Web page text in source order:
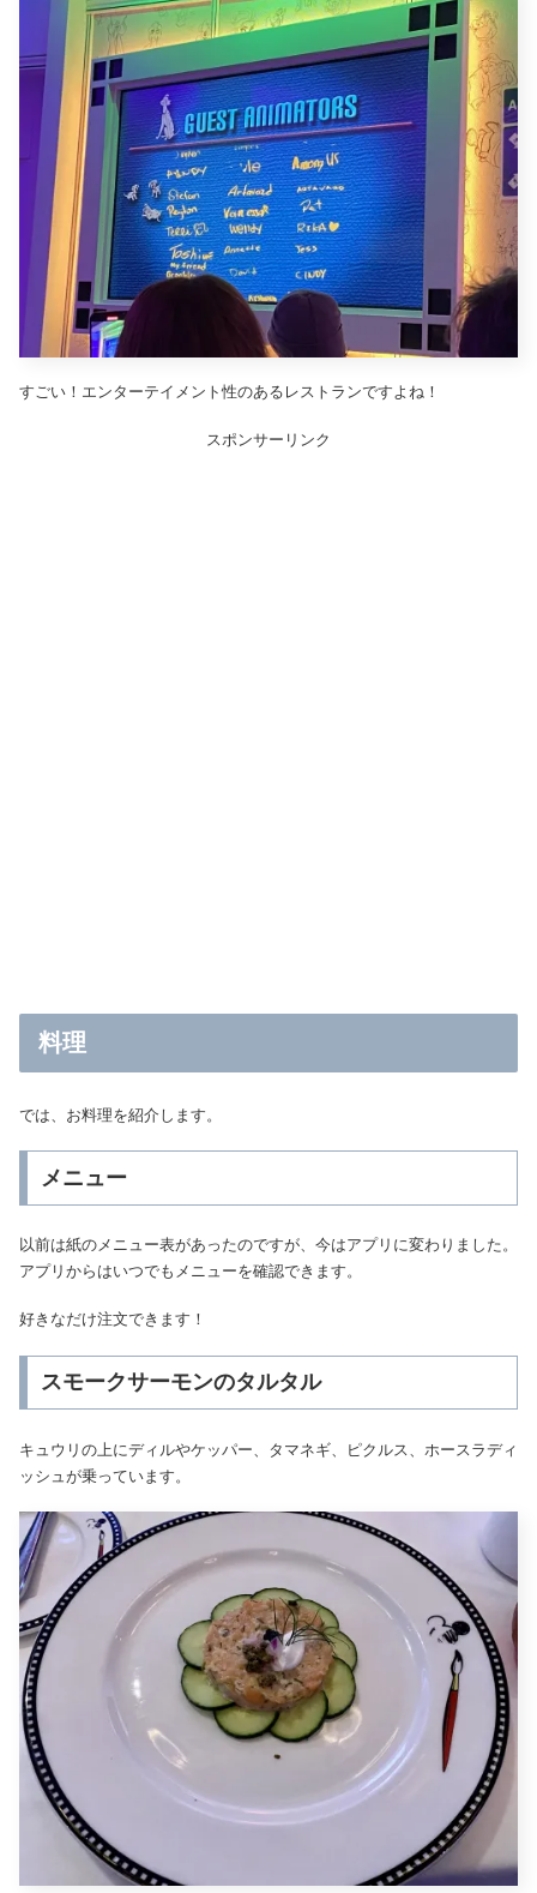
すごい！エンターテイメント性のあるレストランですよね！
スポンサーリンク
料理
では、お料理を紹介します。
メニュー
以前は紙のメニュー表があったのですが、今はアプリに変わりました。
アプリからはいつでもメニューを確認できます。
好きなだけ注文できます！
スモークサーモンのタルタル
キュウリの上にディルやケッパー、タマネギ、ピクルス、ホースラディ
ッシュが乗っています。